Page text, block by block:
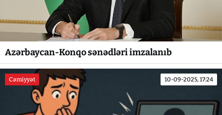
Azərbaycan-Konqo sənədləri imzalanıb
Cəmiyyət 10-09-2025, 17:24